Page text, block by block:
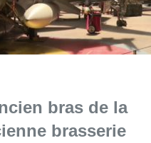
bras de la
brasserie